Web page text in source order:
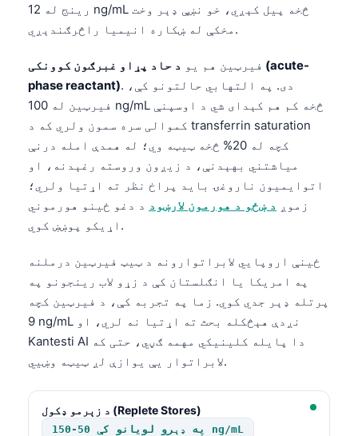
رینج له 12 ng/mL څخه پیل کېږي، خو نښې ډېر وخت
مخکې له ښکاره انیمیا راڅرګندېږي.
فیرټین هم یو د حاد پړاو غبرګون کوونکی (acute-
phase reactant). دی. په التهابي حالتونو کې،
فیرټین له 100 ng/mL څخه کم هم کېدای شي د اوسپنې
کموالی سره سمون ولري که د transferrin saturation
کچه له 20% څخه ټیټه وي؛ له همدې امله درنې
میاشتني بهېدنې، د زیږون وروسته رغېدنه، او
اتوایمیون ناروغۍ باید پراخ نظر ته اړتیا ولري؛
زموږ د ښځو د هورمون لارښود د دغو ځینو هورموني
اړیکو پوښښ کوي.
ځینې اروپایي لابراتوارونه د ټیټ فیرټین درملنه
په امریکا یا انګلستان کې د زړو لاب رینجونو په
پرتله ډېر جدي کوي. زما په تجربه کې، د فیرټین کچه
9 ng/mL نږدې هېڅکله بحث ته اړتیا نه لري، او
Kantesti AI دا پایله کلینیکي مهمه ګڼي، حتی که
لابراتوار یې یوازې لږ ټیټه وښيي.
د زېرمو ډکول (Replete Stores)
په ډېرو لویانو کې 50-150 ng/mL